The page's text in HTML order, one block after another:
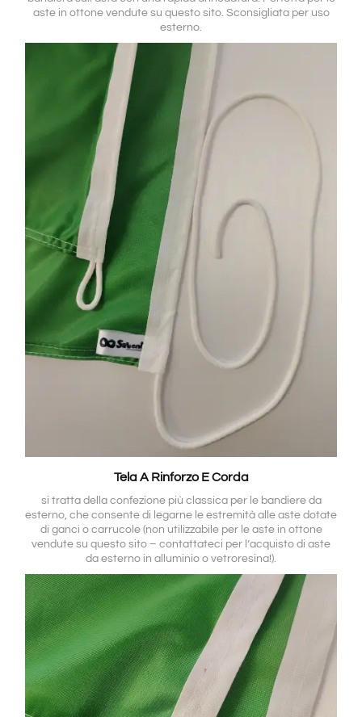
aste in ottone vendute su questo sito. Sconsigliata per uso
esterno.
Tela A Rinforzo E Corda
si tratta della confezione più classica per le bandiere da
esterno, che consente di legarne le estremità alle aste dotate
di ganci o carrucole (non utilizzabile per le aste in ottone
vendute su questo sito – contattateci per l’acquisto di aste
da esterno in alluminio o vetroresina!).